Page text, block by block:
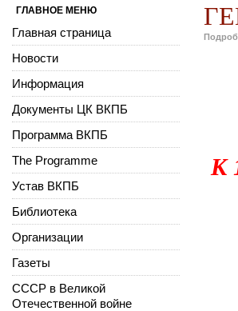
К
ГЛАВНОЕ МЕНЮ
Главная страница
Новости
Информация
Документы ЦК ВКПБ
Программа ВКПБ
The Programme
Устав ВКПБ
Библиотека
Организации
Газеты
СССР в Великой
Отечественной войне